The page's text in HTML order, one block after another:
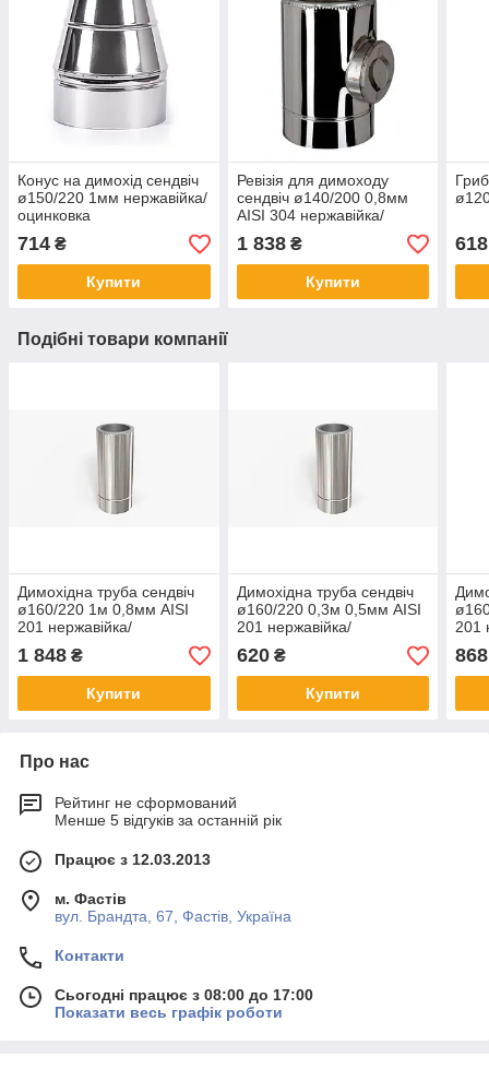
Конус на димохід сендвіч
ø150/220 1мм нержавійка/
оцинковка
714 ₴
Купити
Ревізія для димоходу
сендвіч ø140/200 0,8мм
AISI 304 нержавійка/
нержавійка
1 838₴
Купити
618
Подібні товари компанії
Димохідна труба сендвіч
ø160/220 1м 0,8мм AISI
201 нержавійка/
1 848 ₴
Купити
Димохідна труба сендвіч
ø160/220 0,3м 0,5мм AISI
201 нержавійка/
620₴
Купити
201
868
Про нас
Рейтинг не сформований
Менше 5 відгуків за останній рік
Працює з 12.03.2013
м. Фастів
вул. Брандта, 67, Фастів, Україна
Контакти
Сьогодні працює з 08:00 до 17:00
Показати весь графік роботи